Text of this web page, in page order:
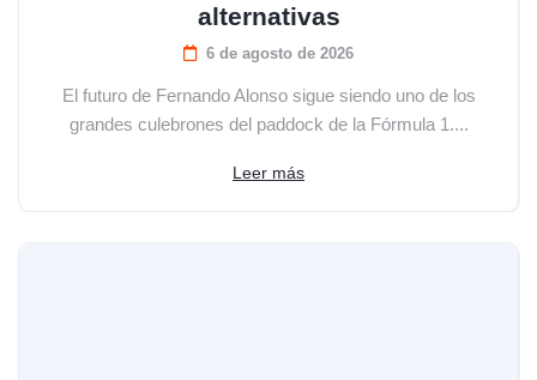
alternativas
6 de agosto de 2026
El futuro de Fernando Alonso sigue siendo uno de los
grandes culebrones del paddock de la Fórmula 1....
Leer más